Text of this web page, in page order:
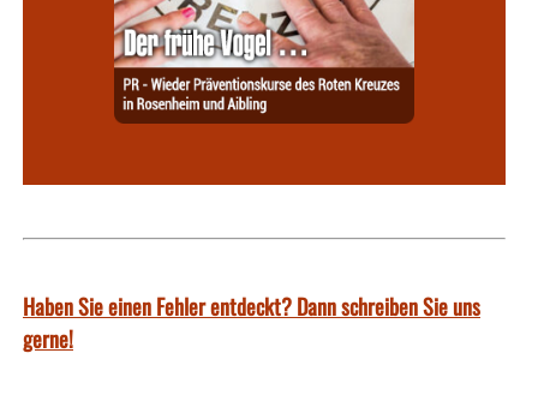
Haben Sie einen Fehler entdeckt? Dann schreiben Sie uns
gerne!